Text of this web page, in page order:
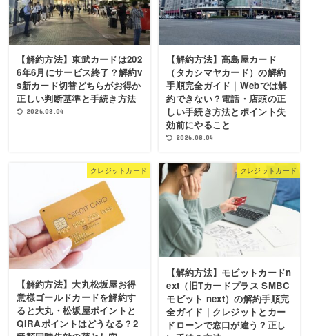
【解約方法】東武カードは202
6年6月にサービス終了？解約v
s新カード切替どちらがお得か
正しい判断基準と手続き方法
2026.08.04
【解約方法】高島屋カード
（タカシマヤカード）の解約
手順完全ガイド｜Webでは解
約できない？電話・店頭の正
しい手続き方法とポイント失
効前にやること
2026.08.04
クレジットカード
【解約方法】大丸松坂屋お得
意様ゴールドカードを解約す
ると大丸・松坂屋ポイントと
QIRAポイントはどうなる？2
クレジットカード
【解約方法】モビットカードn
ext（旧Tカードプラス SMBC
モビット next）の解約手順完
全ガイド｜クレジットとカー
ドローンで窓口が違う？正し